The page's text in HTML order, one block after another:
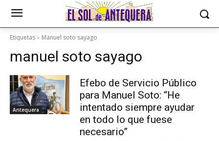
Etiquetas Manuel soto sayago
manuel soto sayago
Antequera
Efebo de Servicio Público
para Manuel Soto: “He
intentado siempre ayudar
en todo lo que fuese
necesario”